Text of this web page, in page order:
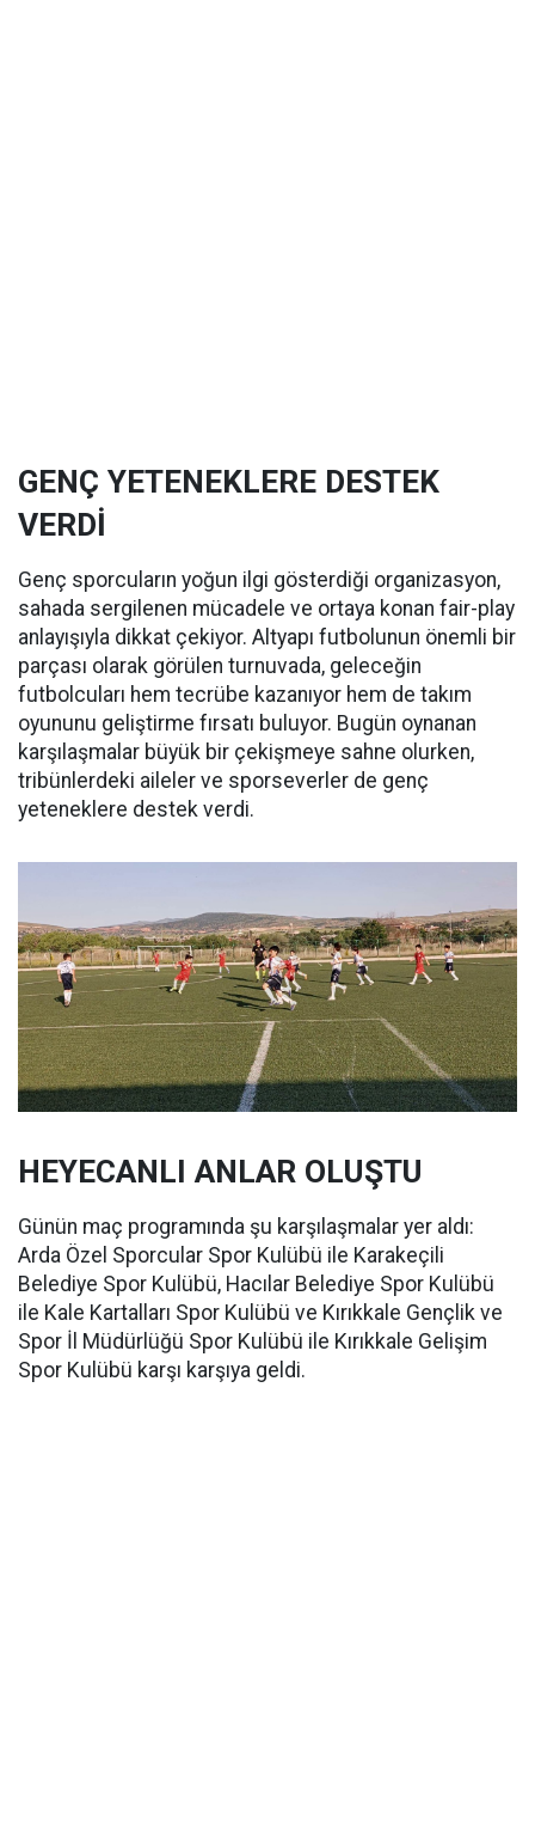
GENÇ YETENEKLERE DESTEK
VERDİ
Genç sporcuların yoğun ilgi gösterdiği organizasyon,
sahada sergilenen mücadele ve ortaya konan fair-play
anlayışıyla dikkat çekiyor. Altyapı futbolunun önemli bir
parçası olarak görülen turnuvada, geleceğin
futbolcuları hem tecrübe kazanıyor hem de takım
oyununu geliştirme fırsatı buluyor. Bugün oynanan
karşılaşmalar büyük bir çekişmeye sahne olurken,
tribünlerdeki aileler ve sporseverler de genç
yeteneklere destek verdi.
HEYECANLI ANLAR OLUŞTU
Günün maç programında şu karşılaşmalar yer aldı:
Arda Özel Sporcular Spor Kulübü ile Karakeçili
Belediye Spor Kulübü, Hacılar Belediye Spor Kulübü
ile Kale Kartalları Spor Kulübü ve Kırıkkale Gençlik ve
Spor İl Müdürlüğü Spor Kulübü ile Kırıkkale Gelişim
Spor Kulübü karşı karşıya geldi.